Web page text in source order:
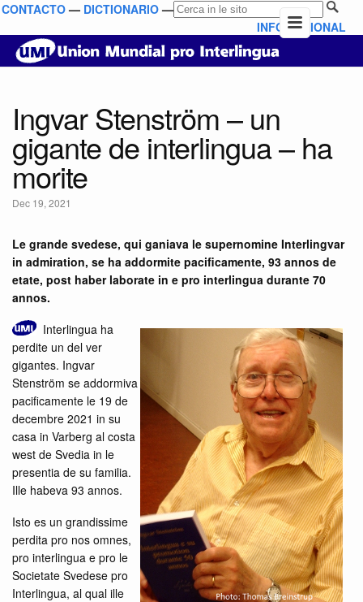
CONTACTO— DICTIONARIO—
INFO NATIONAL
Ingvar Stenström – un
gigante de interlingua – ha
morite
Dec 19, 2021
Le grande svedese, qui ganiava le supernomine Interlingvar
in admiration, se ha addormite pacificamente, 93 annos de
etate, post haber laborate in e pro interlingua durante 70
annos.
Interlingua ha
perdite un del ver
gigantes. Ingvar
Stenström se addormiva
pacificamente le 19 de
decembre 2021 in su
casa in Varberg al costa
west de Svedia in le
presentia de su familia.
Ille habeva 93 annos.
Isto es un grandissime
perdita pro nos omnes,
pro interlingua e pro le
Societate Svedese pro
Interlingua, al qual ille